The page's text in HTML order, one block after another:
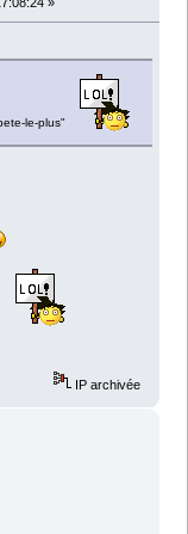
le-plus"
IP archivée